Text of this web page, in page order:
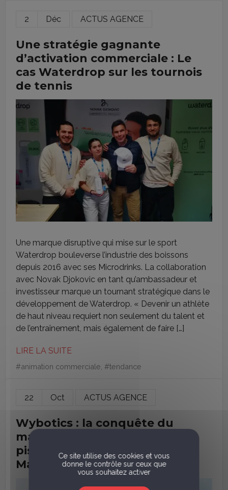
Ce site utilise des cookies et vous
donne le contrôle sur ceux que
vous souhaitez activer
2 Déc ACTUS AGENCE
Une stratégie gagnante
d’activation commerciale : Le
cas Waterdrop sur les tournois
de tennis
Une marque disruptive qui mise sur le sport
Waterdrop bouleverse l’industrie des boissons
depuis 2016 avec ses Microdrinks. La collaboration
avec Novak Djokovic en tant qu’ambassadeur et
investisseur marque un tournant stratégique dans le
développement de Waterdrop. « Devenir un athlète
de haut niveau requiert non seulement du talent et
de l’entraînement, mais également de faire […]
LIRE LA SUITE
#animation commerciale, #tendance
22 Oct ACTUS AGENCE
Wybotics : la conquête du
marché français des robots de
piscine en 450 visites avec
Magnitude